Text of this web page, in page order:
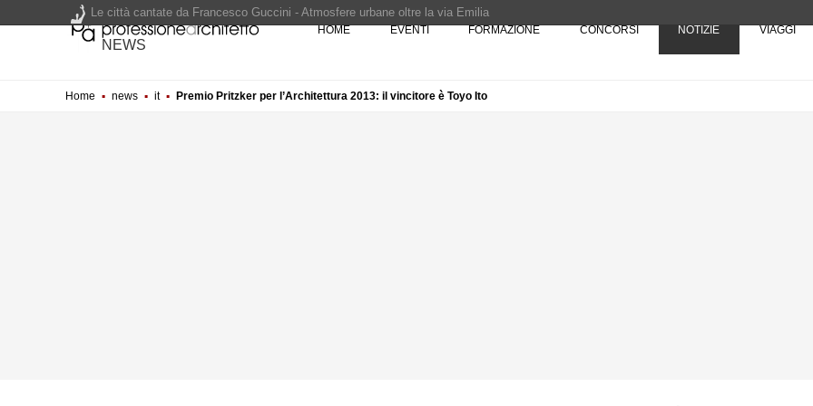
NEWS
HOME EVENTI FORMAZIONE CONCORSI NOTIZIE VIAGGI
Home ▪ news ▪ it ▪ Premio Pritzker per l’Architettura 2013: il vincitore è Toyo Ito
Le città cantate da Francesco Guccini - Atmosfere urbane oltre la via Emilia
Renzo Piano World Tour 2026, ottava edizione in partenza. Rotta verso Ovest - Europa, Stati Uniti e Canada | 22 agosto > 30 settembre